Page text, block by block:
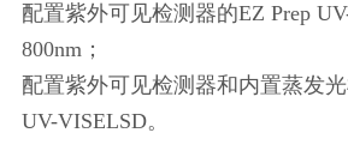
配置紫外可见检测器的EZ Prep
800nm；
配置紫外可见检测器和内置蒸发
UV-VISELSD。